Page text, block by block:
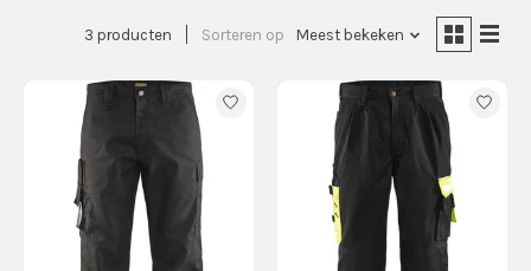
3 producten Sorteren op Meest bekeken